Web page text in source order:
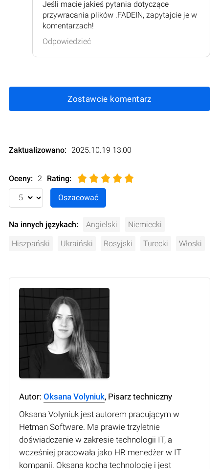
Jeśli macie jakieś pytania dotyczące
przywracania plików .FADEIN, zapytajcie je w
komentarzach!
Odpowiedzieć
Zostawcie komentarz
Zaktualizowano: 2025.10.19 13:00
Oceny: 2 Rating:
Na innych językach: Angielski Niemiecki
Hiszpański Ukraiński Rosyjski Turecki Włoski
Autor: Oksana Volyniuk, Pisarz techniczny
Oksana Volyniuk jest autorem pracującym w
Hetman Software. Ma prawie trzyletnie
doświadczenie w zakresie technologii IT, a
wcześniej pracowała jako HR menedżer w IT
kompanii. Oksana kocha technologię i jest